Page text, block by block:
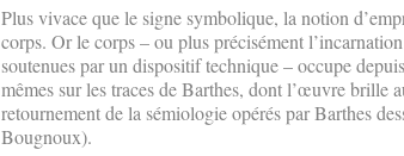
Plus vivace que le signe symbolique, la notion
corps. Or le corps – ou plus précisément
soutenues par un dispositif technique – occupe
mêmes sur les traces de Barthes, dont l’œuvre brille
retournement de la sémiologie opérés par Barthes
Bougnoux).